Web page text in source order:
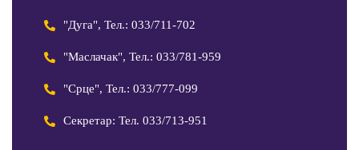
"Дуга", Тел.: 033/711-702
"Маслачак", Тел.: 033/781-959
"Срце", Тел.: 033/777-099
Секретар: Тел. 033/713-951